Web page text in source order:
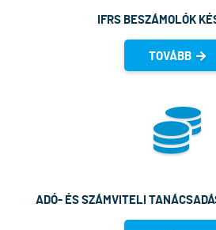
IFRS BESZÁMOLÓK
TOVÁBB
ADÓ- ÉS SZÁMVITELI